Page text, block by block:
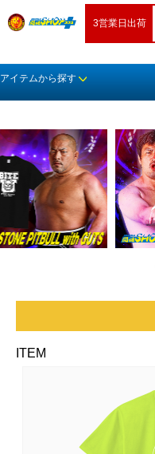
3営業日出荷
アイテムから探す
ITEM